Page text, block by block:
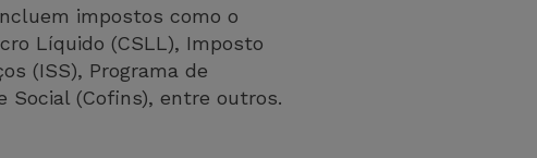
impostos como o
Líquido (CSLL), Imposto
(ISS), Programa de
Social (Cofins), entre outros.